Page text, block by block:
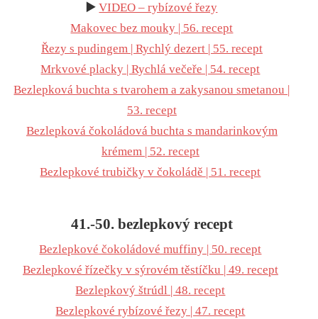
▶️ VIDEO – rybízové řezy
Makovec bez mouky | 56. recept
Řezy s pudingem | Rychlý dezert | 55. recept
Mrkvové placky | Rychlá večeře | 54. recept
Bezlepková buchta s tvarohem a zakysanou smetanou |
53. recept
Bezlepková čokoládová buchta s mandarinkovým
krémem | 52. recept
Bezlepkové trubičky v čokoládě | 51. recept
41.-50. bezlepkový recept
Bezlepkové čokoládové muffiny | 50. recept
Bezlepkové řízečky v sýrovém těstíčku | 49. recept
Bezlepkový štrúdl | 48. recept
Bezlepkové rybízové řezy | 47. recept